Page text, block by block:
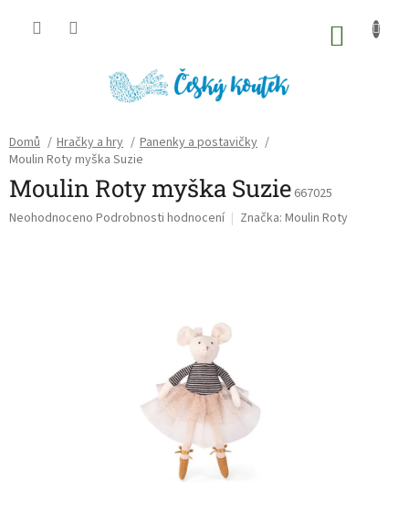
Domů / Hračky a hry / Panenky a postavičky /
Moulin Roty myška Suzie
Moulin Roty myška Suzie 667025
Průměrné
Neohodnoceno Podrobnosti hodnocení Značka: Moulin Roty